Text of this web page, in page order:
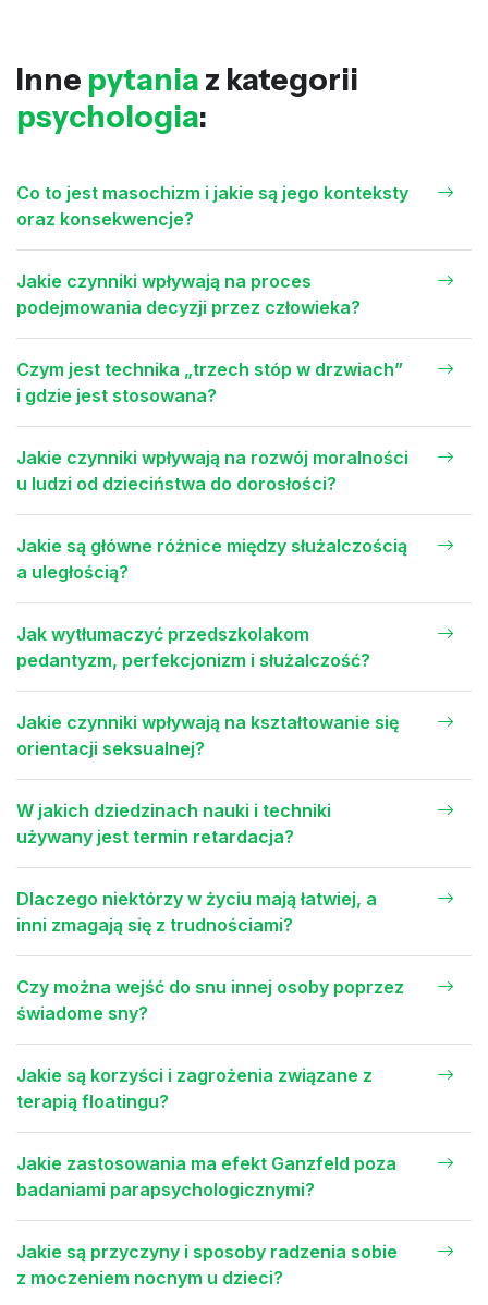
Inne pytania z kategorii
psychologia:
Co to jest masochizm i jakie są jego konteksty
oraz konsekwencje?
Jakie czynniki wpływają na proces
podejmowania decyzji przez człowieka?
Czym jest technika „trzech stóp w drzwiach”
i gdzie jest stosowana?
Jakie czynniki wpływają na rozwój moralności
u ludzi od dzieciństwa do dorosłości?
Jakie są główne różnice między służalczością
a uległością?
Jak wytłumaczyć przedszkolakom
pedantyzm, perfekcjonizm i służalczość?
Jakie czynniki wpływają na kształtowanie się
orientacji seksualnej?
W jakich dziedzinach nauki i techniki
używany jest termin retardacja?
Dlaczego niektórzy w życiu mają łatwiej, a
inni zmagają się z trudnościami?
Czy można wejść do snu innej osoby poprzez
świadome sny?
Jakie są korzyści i zagrożenia związane z
terapią floatingu?
Jakie zastosowania ma efekt Ganzfeld poza
badaniami parapsychologicznymi?
Jakie są przyczyny i sposoby radzenia sobie
z moczeniem nocnym u dzieci?